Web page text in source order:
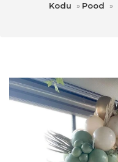
Kodu » Pood »